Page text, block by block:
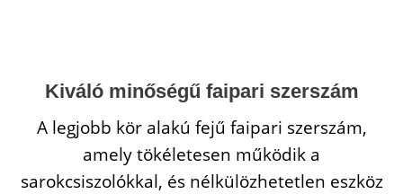
Kiváló minőségű faipari szerszám
A legjobb kör alakú fejű faipari szerszám,
amely tökéletesen működik a
sarokcsiszolókkal, és nélkülözhetetlen eszköz